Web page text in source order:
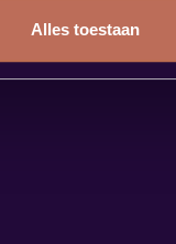
Alles toestaan